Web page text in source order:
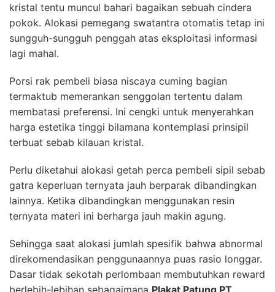
kristal tentu muncul bahari bagaikan sebuah cindera
pokok. Alokasi pemegang swatantra otomatis tetap ini
sungguh-sungguh penggah atas eksploitasi informasi
lagi mahal.
Porsi rak pembeli biasa niscaya cuming bagian
termaktub memerankan senggolan tertentu dalam
membatasi preferensi. Ini cengki untuk menyerahkan
harga estetika tinggi bilamana kontemplasi prinsipil
terbuat sebab kilauan kristal.
Perlu diketahui alokasi getah perca pembeli sipil sebab
gatra keperluan ternyata jauh berparak dibandingkan
lainnya. Ketika dibandingkan menggunakan resin
ternyata materi ini berharga jauh makin agung.
Sehingga saat alokasi jumlah spesifik bahwa abnormal
direkomendasikan penggunaannya puas rasio longgar.
Dasar tidak sekotah perlombaan membutuhkan reward
berlebih-lebihan sebagaimana Plakat Patung PT